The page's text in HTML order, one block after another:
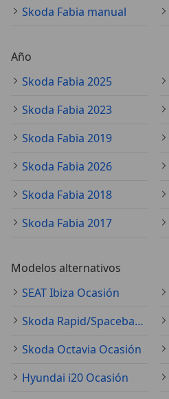
Skoda Fabia manual
Año
Skoda Fabia 2025
Skoda Fabia 2023
Skoda Fabia 2019
Skoda Fabia 2026
Skoda Fabia 2018
Skoda Fabia 2017
Modelos alternativos
SEAT Ibiza Ocasión
Skoda Rapid/Spaceback Ocasión
Skoda Octavia Ocasión
Hyundai i20 Ocasión